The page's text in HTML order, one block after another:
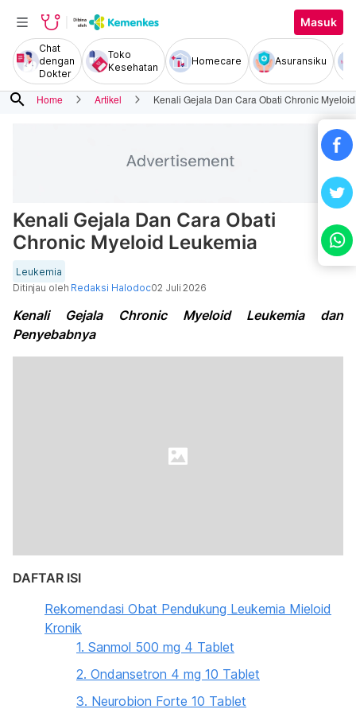
Masuk
Chat
dengan
Dokter
Toko
Kesehatan
Homecare Asuransiku
search Home Artikel Kenali Gejala Dan Cara Obati Chronic
Kenali Gejala Dan Cara Obati
Chronic Myeloid Leukemia
Leukemia
Ditinjau oleh Redaksi Halodoc02 Juli 2026
Kenali Gejala Chronic Myeloid Leukemia dan
Penyebabnya
DAFTAR ISI
Rekomendasi Obat Pendukung Leukemia Mieloid
Kronik
1. Sanmol 500 mg 4 Tablet
2. Ondansetron 4 mg 10 Tablet
3. Neurobion Forte 10 Tablet